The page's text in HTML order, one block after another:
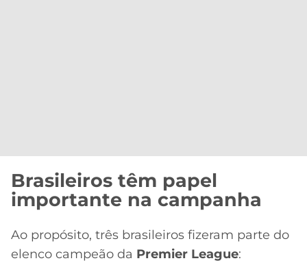
Brasileiros têm papel
importante na campanha
Ao propósito, três brasileiros fizeram parte do
elenco campeão da Premier League: